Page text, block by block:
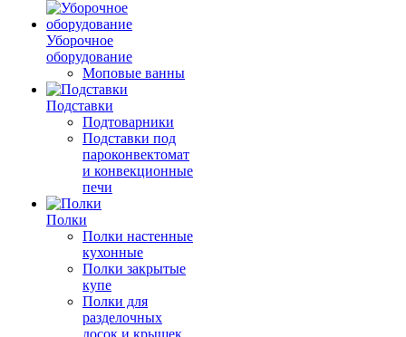
Уборочное
оборудование
Моповые ванны
Подставки
Подтоварники
Подставки под
пароконвектомат
и конвекционные
печи
Полки
Полки настенные
кухонные
Полки закрытые
купе
Полки для
разделочных
досок и крышек